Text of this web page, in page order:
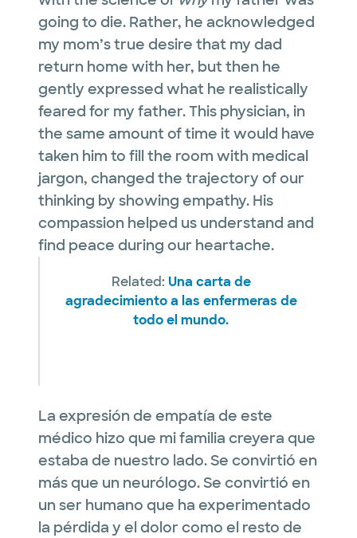
going to die. Rather, he acknowledged
my mom’s true desire that my dad
return home with her, but then he
gently expressed what he realistically
feared for my father. This physician, in
the same amount of time it would have
taken him to fill the room with medical
jargon, changed the trajectory of our
thinking by showing empathy. His
compassion helped us understand and
find peace during our heartache.
Related: Una carta de
agradecimiento a las enfermeras de
todo el mundo.
La expresión de empatía de este
médico hizo que mi familia creyera que
estaba de nuestro lado. Se convirtió en
más que un neurólogo. Se convirtió en
un ser humano que ha experimentado
la pérdida y el dolor como el resto de